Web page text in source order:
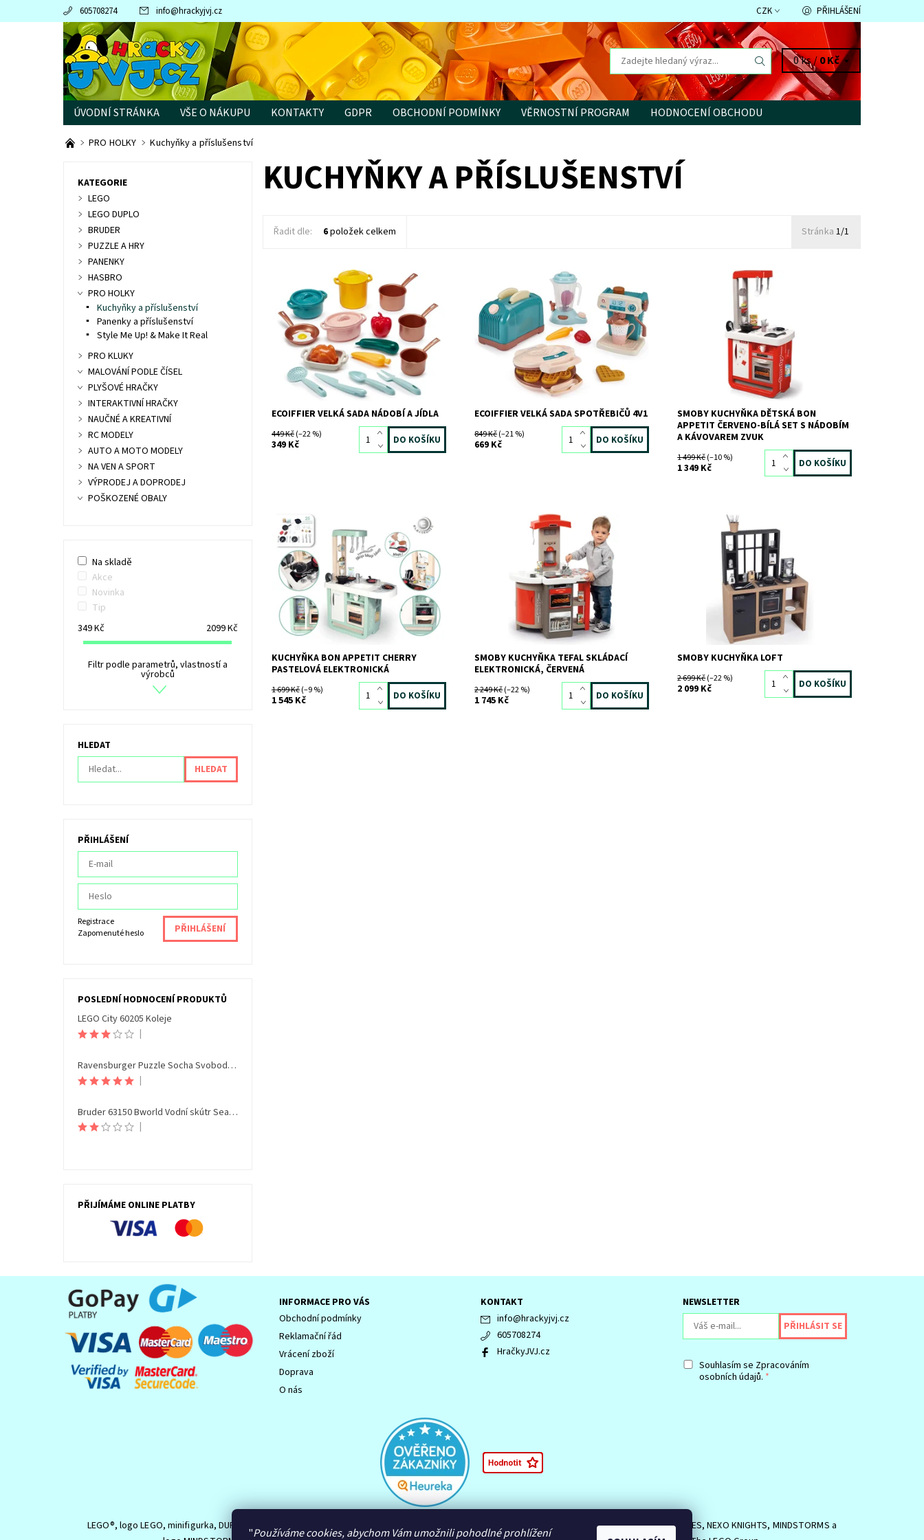
605708274 info@hrackyjvj.cz CZK PŘIHLÁŠENÍ
0 ks /0 Kč
ÚVODNÍ STRÁNKA VŠE O NÁKUPU KONTAKTY GDPR OBCHODNÍ PODMÍNKY VĚRNOSTNÍ PROGRAM
HODNOCENÍ OBCHODU
PRODÁVANÉ ZNAČKY
PRO HOLKY Kuchyňky a příslušenství
KUCHYŇKY A PŘÍSLUŠENSTVÍ
Řadit dle: 6položek celkem Stránka 1/1
Dostupnost: Skladem
3 ks
Kód:
11166
Značka:
ECOIFFIER
ECOIFFIER VELKÁ SADA NÁDOBÍ A JÍDLA
449 Kč(–22 %)
349 Kč
Dostupnost: Skladem>3 ks
Kód:
11032
Značka:
ECOIFFIER
ECOIFFIER VELKÁ SADA SPOTŘEBIČŮ 4V1
849 Kč(–21 %)
669 Kč
Skladem
7148
SMOBY
SMOBY KUCHYŇKA DĚTSKÁ BON
APPETIT ČERVENO-BÍLÁ SET S NÁDOBÍM
A KÁVOVAREM ZVUK
1 499 Kč(–10 %)
1 349 Kč
Dostupnost: Skladem
2 ks
Kód:
9142
Značka:
SMOBY
KUCHYŇKA BON APPETIT CHERRY
PASTELOVÁ ELEKTRONICKÁ
1 699 Kč(–9 %)
1 545 Kč
Skladem
1 ks
7151
SMOBY
SMOBY KUCHYŇKA TEFAL SKLÁDACÍ
ELEKTRONICKÁ, ČERVENÁ
2 249 Kč(–22 %)
1 745 Kč
Dostupnost: Skladem2 ks
11148
SMOBY
SMOBY KUCHYŇKA LOFT
2 699 Kč(–22 %)
2 099 Kč
KATEGORIE
LEGO
LEGO DUPLO
BRUDER
PUZZLE A HRY
PANENKY
HASBRO
PRO HOLKY
Kuchyňky a příslušenství
Panenky a příslušenství
Style Me Up! & Make It Real
PRO KLUKY
MALOVÁNÍ PODLE ČÍSEL
PLYŠOVÉ HRAČKY
INTERAKTIVNÍ HRAČKY
NAUČNÉ A KREATIVNÍ
RC MODELY
AUTO A MOTO MODELY
NA VEN A SPORT
VÝPRODEJ A DOPRODEJ
POŠKOZENÉ OBALY
Na skladě
Akce
Novinka
Tip
349Kč 2099Kč
Filtr podle parametrů, vlastností a
výrobců
HLEDAT
PŘIHLÁŠENÍ
Registrace
Zapomenuté heslo
POSLEDNÍ HODNOCENÍ PRODUKTŮ
LEGO City 60205 Koleje
|
Ravensburger Puzzle Socha Svobody Noční edice 108 dílků
|
Bruder 63150 Bworld Vodní skútr Seamaxx s figurkou
|
PŘIJÍMÁME ONLINE PLATBY
INFORMACE PRO VÁS
Obchodní podmínky
Reklamační řád
Vrácení zboží
Doprava
O nás
KONTAKT
info@hrackyjvj.cz
605708274
HračkyJVJ.cz
NEWSLETTER
Souhlasím se Zpracováním
osobních údajů.
LEGO®, logo LEGO, minifigurka, DUPLO, logo DUPLO, LEGENDS OF CHIMA, NINJAGO, logo NINJAGO, logo FRIENDS, logo HIDDEN SIDE, logo MINIFIGURES, NEXO KNIGHTS, MINDSTORMS a
"Používáme cookies, abychom Vám umožnili pohodlné prohlížení